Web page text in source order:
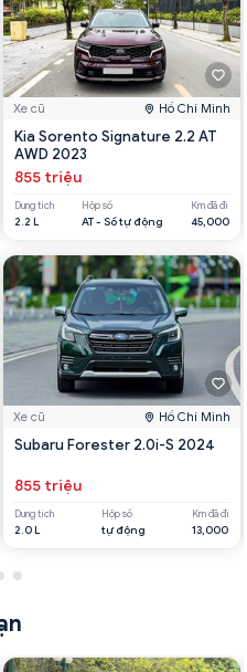
Xe cũ Hồ Chí Minh
Kia Sorento Signature 2.2 AT
AWD 2023
855 triệu
Dung tích
2.2 L
Hộp số
AT - Số tự động
Km đã đi
45,000
Xe cũ Hồ Chí Minh
Subaru Forester 2.0i-S 2024
855 triệu
Dung tích
2.0 L
Hộp số
tự động
Km đã đi
13,000